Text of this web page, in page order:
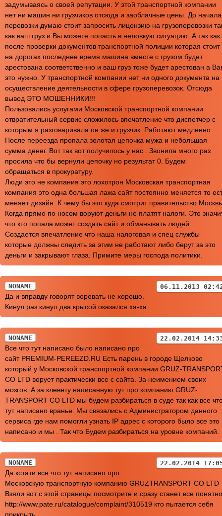
задумываясь о своей репутации. У этой транспортной компании
нет ни машин ни грузчиков отсюда и заоблачные цены. До начала
перевозки думаю стоит запросить лицензию на грузоперевозки
как ваш груз и Вы можете попасть в неловкую ситуацию. А так как
после проверки документов транспортной полиции которая стоит
на дорогах последнее время машина вместе с грузом будет
арестована соответственно и ваш груз тоже будет арестован а
это нужно. У транспортной компании нет ни одного документа на
осуществление деятельности в сфере грузоперевозок. Отсюда
вывод ЭТО МОШЕННИКИ!!!
Пользовались услугами Московской транспортной компании
отвратительный сервис сложилось впечатление что диспетчер с
которым я разговаривала он же и грузчик. Работают медленно.
После переезда пропала золотая цепочка мужа и небольшая
сумма денег. Вот так вот получилось у нас . Звонила много раз
просила что бы вернули цепочку но результат 0. Будем
обращаться в прокуратуру.
Люди это не компания это лохотрон Московская транспортная
компания это одна большая лажа сайт постоянно меняется то
меняет дизайн. К чему бы это куда смотрит правительство
Когда прямо по носом воруют деньги не платят налоги. Это
что кто попала может создать сайт и обманывать людей.
Создается впечатление что наша налоговая и спец службы
которые должны следить за этим не работают либо берут за это
деньги и закрывают глаза. Примите меры господа политики.
NONAME 06.11.2013
Да и вправду говорят воровать не хорошо.
Кинул раз кинул два крысой оказался ха-ха
NONAME 22.02.2014
Все что тут написано было написано про
сайт PREMIUM-PEREEZD.RU Есть парень в городе Щелково
который у Московской транспортной компании GRUZ-
CO LTD ворует практически все с сайта. За неимением своих
мозгов. А за клевету написанную тут про компанию GRUZ-
TRANSPORT CO LTD мы будем разбираться в суде так как все
тут написано вранье. Мы связались с Администратором данного
сервиса где нам помогли узнать IP адрес с которого было все это
написано и мы . Так что Будем разбираться на уровне компаний.
NONAME 22.02.2014
Да кстати все что тут написано про
Московскую транспортную компанию GRUZTRANSPORT CO LTD
Взяли вот с этой страницы посмотрите и сразу станет все понятно
http://www.pate.ru/catalogue/complaint/310519 кто пытается себя